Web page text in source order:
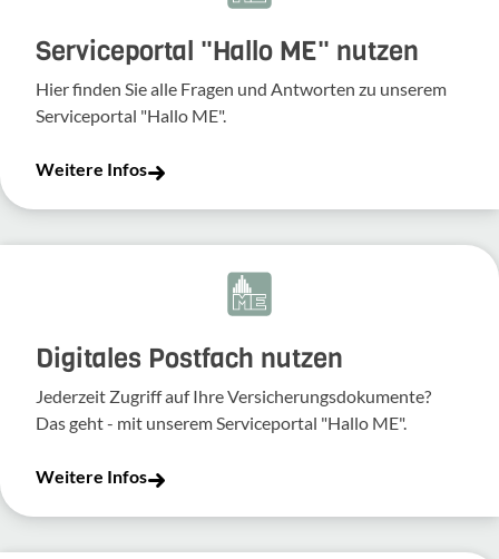
Serviceportal "Hallo ME" nutzen
Hier finden Sie alle Fragen und Antworten zu unserem
Serviceportal "Hallo ME".
Weitere Infos
Digitales Postfach nutzen
Jederzeit Zugriff auf Ihre Versicherungsdokumente?
Das geht - mit unserem Serviceportal "Hallo ME".
Weitere Infos